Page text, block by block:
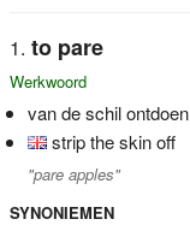
to pare
Werkwoord
van de schil ontdoen
strip the skin off
"pare apples"
SYNONIEMEN